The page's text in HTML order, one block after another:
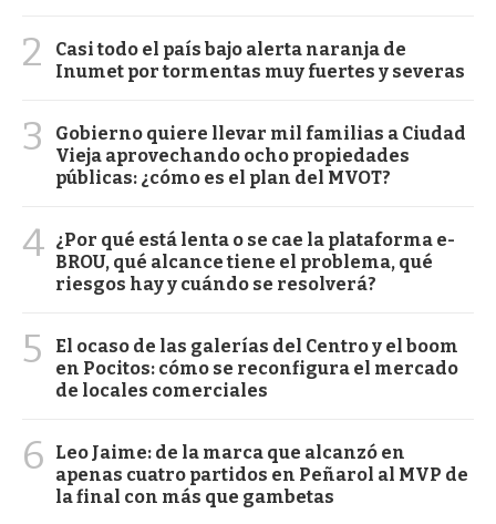
2
Casi todo el país bajo alerta naranja de
Inumet por tormentas muy fuertes y severas
3
Gobierno quiere llevar mil familias a Ciudad
Vieja aprovechando ocho propiedades
públicas: ¿cómo es el plan del MVOT?
4 ¿Por qué está lenta o se cae la plataforma e-
BROU, qué alcance tiene el problema, qué
riesgos hay y cuándo se resolverá?
5
El ocaso de las galerías del Centro y el boom
en Pocitos: cómo se reconfigura el mercado
de locales comerciales
6
Leo Jaime: de la marca que alcanzó en
apenas cuatro partidos en Peñarol al MVP de
la final con más que gambetas